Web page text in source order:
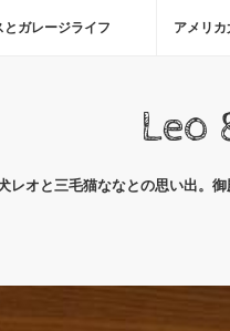
とガレージライフ アメリ
Leo
レオと三毛猫ななとの思い出。